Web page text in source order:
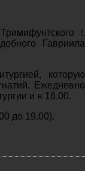
г.
Гавриила
которую
Ежедневно
и в 16.00.
до 19.00).